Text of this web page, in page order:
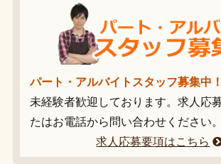
パート・アルバイトスタッフ募集中！
未経験者歓迎しております。求人応
たはお電話から問い合わせください。
求人応募要項はこちら